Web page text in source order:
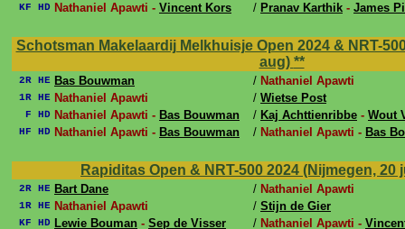
KF HD Nathaniel Apawti - Vincent Kors / Pranav Karthik - James
Schotsman Makelaardij Melkhuisje Open 2024 & NRT-
aug) **
2R HE Bas Bouwman / Nathaniel Apawti
1R HE Nathaniel Apawti / Wietse Post
F HD Nathaniel Apawti - Bas Bouwman / Kaj Achttienribbe - Wout
HF HD Nathaniel Apawti - Bas Bouwman / Nathaniel Apawti - Bas
Rapiditas Open & NRT-500 2024 (Nijmegen, 20
2R HE Bart Dane / Nathaniel Apawti
1R HE Nathaniel Apawti / Stijn de Gier
KF HD Lewie Bouman - Sep de Visser / Nathaniel Apawti -